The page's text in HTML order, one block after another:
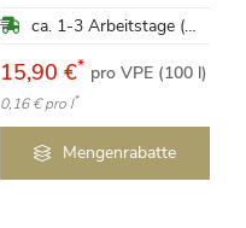
ca. 1-3 Arbeitstage (Mo-Fr)
15,90 €* pro VPE (100 l)
0,16 €pro l*
Mengenrabatte